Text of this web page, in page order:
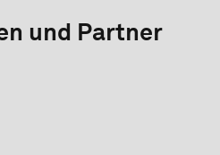
und Partner